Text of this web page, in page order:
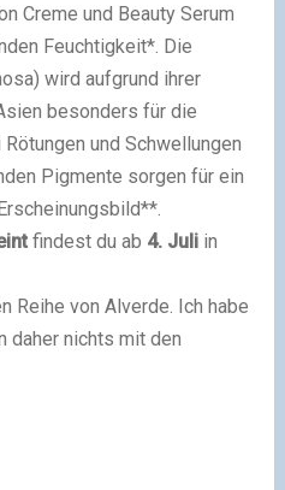
Creme und Beauty Serum
Feuchtigkeit*. Die
wird aufgrund ihrer
besonders für die
und Schwellungen
Pigmente sorgen für ein
findest du ab 4. Juliin
Reihe von Alverde. Ich habe
daher nichts mit den